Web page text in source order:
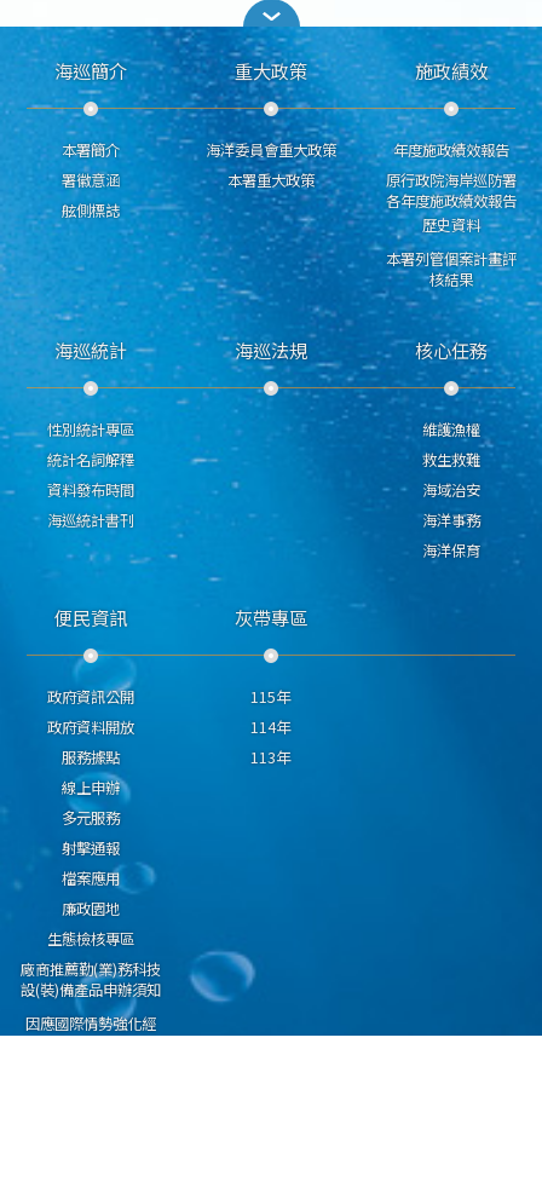
海巡簡介
本署簡介
署徽意涵
舷側標誌
重大政策
海洋委員會重大政策
本署重大政策
施政績效
年度施政績效報告
原行政院海岸巡防署
各年度施政績效報告
歷史資料
本署列管個案計畫評
核結果
海巡統計
性別統計專區
統計名詞解釋
資料發布時間
海巡統計書刊
海巡法規 核心任務
維護漁權
救生救難
海域治安
海洋事務
海洋保育
便民資訊
政府資訊公開
政府資料開放
服務據點
線上申辦
多元服務
射擊通報
檔案應用
廉政園地
生態檢核專區
廠商推薦勤(業)務科技
設(裝)備產品申辦須知
因應國際情勢強化經
灰帶專區
115年
114年
113年